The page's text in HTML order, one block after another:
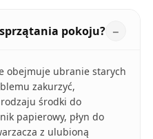
pokoju?
obejmuje ubranie starych
zakurzyć,
środki do
papierowy, płyn do
z ulubioną